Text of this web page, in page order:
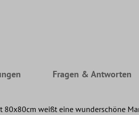
Fragen & Antworten
80x80cm weißt eine wunderschöne